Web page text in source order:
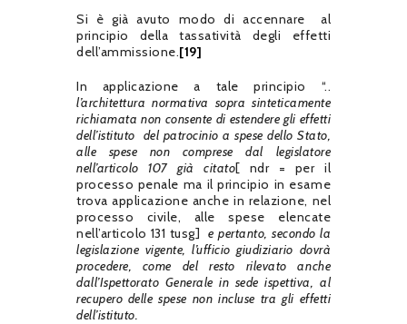
Si è già avuto modo di accennare al
principio della tassatività degli effetti
dell’ammissione.[19]
In applicazione a tale principio “..
l’architettura normativa sopra sinteticamente
richiamata non consente di estendere gli effetti
dell’istituto del patrocinio a spese dello Stato,
alle spese non comprese dal legislatore
nell’articolo 107
già citato[ ndr = per il
processo penale ma il principio in esame
trova applicazione anche in relazione, nel
processo civile, alle spese elencate
nell’articolo 131 tusg] e pertanto, secondo la
legislazione vigente, l’ufficio giudiziario dovrà
procedere, come del resto rilevato anche
dall’Ispettorato Generale in sede ispettiva, al
recupero delle spese non incluse tra gli effetti
dell’istituto.